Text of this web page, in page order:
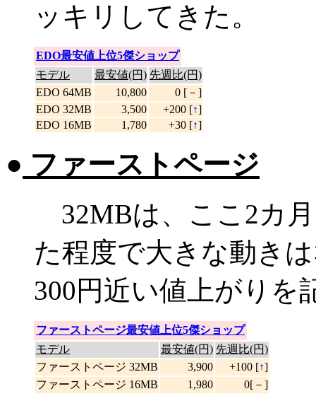
ッキリしてきた。
EDO最安値上位5傑ショップ
モデル
最安値(円) 先週比(円)
EDO 64MB
10,800
0 [－]
EDO 32MB
3,500 +200 [↑]
EDO 16MB
1,780 +30 [↑]
● ファーストページ
32MBは、ここ2カ
た程度で大きな動き
300円近い値上がりを
ファーストページ最安値上位5傑ショップ
モデル
最安値(円) 先週比(円)
ファーストページ 32MB
3,900 +100 [↑]
ファーストページ 16MB
1,980 0[－]